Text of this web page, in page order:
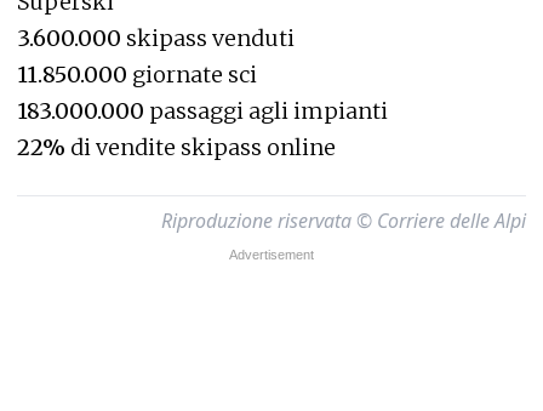
3.600.000 skipass venduti
11.850.000 giornate sci
183.000.000 passaggi agli impianti
22% di vendite skipass online
Riproduzione riservata © Corriere delle Alpi